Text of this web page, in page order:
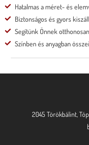
Hatalmas a méret- és
Biztonságos és gyors
Segítünk Önnek
Színben és anyagban
2045 Törökbálint,